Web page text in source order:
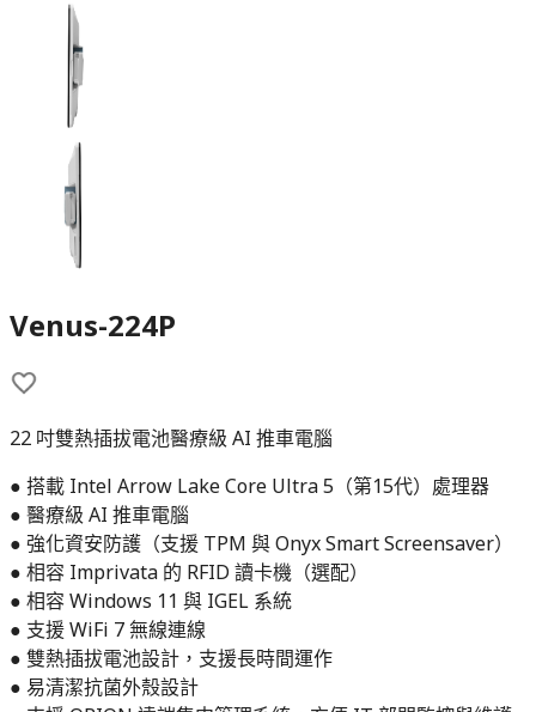
Venus-224P
22 吋雙熱插拔電池醫療級 AI 推車電腦
● 搭載 Intel Arrow Lake Core Ultra 5（第15代）處理器
● 醫療級 AI 推車電腦
● 強化資安防護（支援 TPM 與 Onyx Smart Screensaver）
● 相容 Imprivata 的 RFID 讀卡機（選配）
● 相容 Windows 11 與 IGEL 系統
● 支援 WiFi 7 無線連線
● 雙熱插拔電池設計，支援長時間運作
● 易清潔抗菌外殼設計